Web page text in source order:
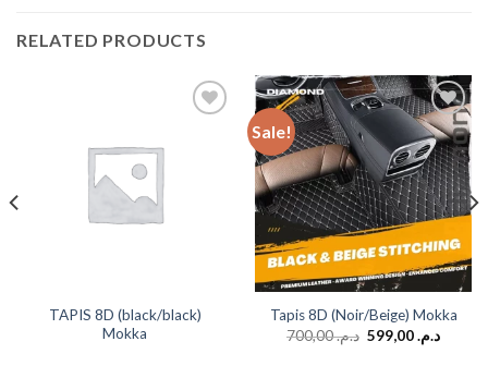
RELATED PRODUCTS
TAPIS 8D (black/black)
Mokka
Sale!
Add to
wishlist
Tapis 8D (Noir/Beige) Mokka
د.م.700,00 د.م.599,00